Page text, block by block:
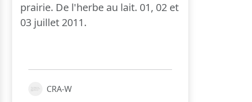
prairie. De l'herbe au lait. 01, 02 et
03 juillet 2011.
CRA-W